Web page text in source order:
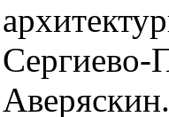
Сергиево-
Аверяскин.